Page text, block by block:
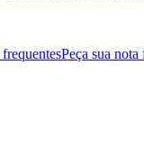
Peça sua nota